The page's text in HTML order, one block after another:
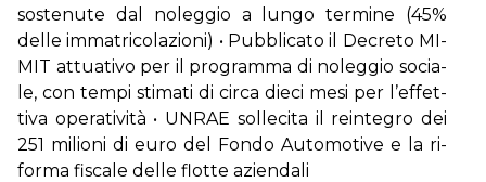
so­ste­nu­te dal no­leg­gio a lun­go ter­mi­ne (45%
del­le im­ma­tri­co­la­zio­ni) • Pub­bli­ca­to il De­cre­to MI­
MIT at­tua­ti­vo per il pro­gram­ma di no­leg­gio so­cia­
le, con tem­pi sti­ma­ti di cir­ca die­ci me­si per l’ef­fet­
ti­va ope­ra­ti­vi­tà • UN­RAE sol­le­ci­ta il rein­te­gro dei
251 mi­lio­ni di eu­ro del Fon­do Au­to­mo­ti­ve e la ri­
for­ma fi­sca­le del­le flot­te azien­da­li